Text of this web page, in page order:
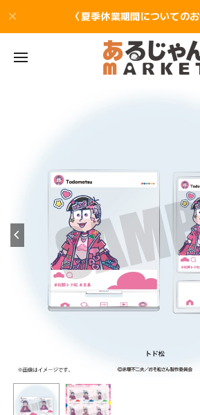
〈夏季休業期間についてのお